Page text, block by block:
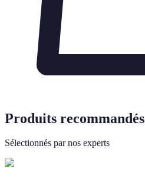
Produits recommandés
Sélectionnés par nos experts